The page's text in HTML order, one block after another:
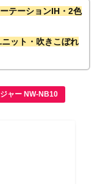
テーションIH・2色
ット・吹きこぼれ
ャー NW-NB10